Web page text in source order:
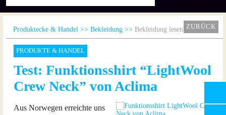
ZURÜCK
Produktecke & Handel Bekleidung Bekleidung lesen
PRODUKTE & HANDEL
Test: Funktionsshirt “LightWool
Crew Neck” von Aclima
Aus Norwegen erreichte uns